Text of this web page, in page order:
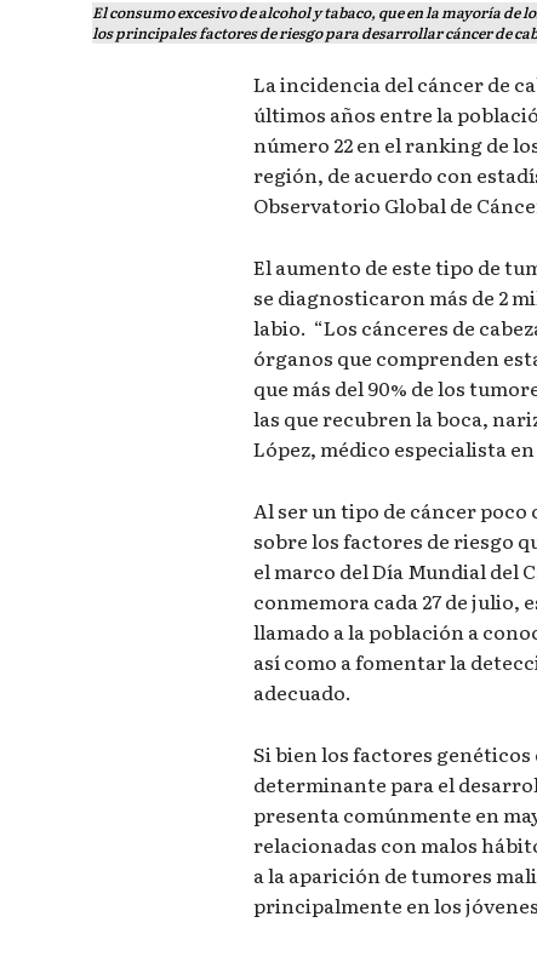
El consumo excesivo de alcohol y tabaco, que en la mayoría de
los principales factores de riesgo para desarrollar cáncer de
La incidencia del cáncer de
últimos años entre la
número 22 en el ranking de
región, de acuerdo con
Observatorio Global de
El aumento de este tipo de
se diagnosticaron más de 2
labio. “Los cánceres de
órganos que comprenden
que más del 90% de los
las que recubren la boca,
López, médico especialista
Al ser un tipo de cáncer
sobre los factores de riesgo
el marco del Día Mundial del
conmemora cada 27 de julio,
llamado a la población a
así como a fomentar la
adecuado.
Si bien los factores
determinante para el
presenta comúnmente en
relacionadas con malos
a la aparición de tumores
principalmente en los